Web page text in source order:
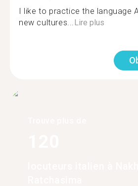
I like to practice the language
new cultures... Lire plus